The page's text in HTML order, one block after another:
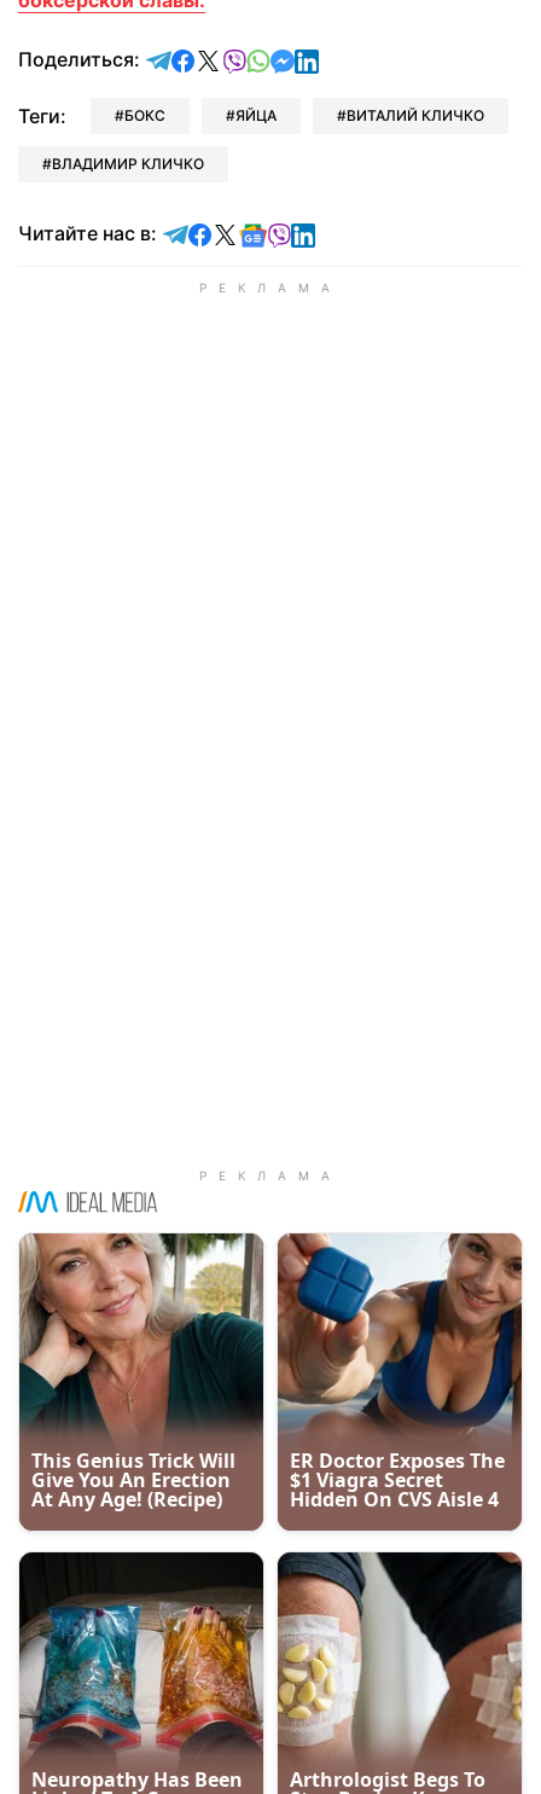
Поделиться: отправить в Telegram
поделиться в Facebook
поделиться в X
отправить в Viber
отправить в Whatsapp
отправить в Messenger
отправить в LinkedIn
Теги: БОКС ЯЙЦА ВИТАЛИЙ КЛИЧКО
ВЛАДИМИР КЛИЧКО
Читайте нас в: Читайте в Telegram
Читайте в Facebook
Читайте в X
Читайте в Google news
Читайте в Viber
Читайте в LinkedIn